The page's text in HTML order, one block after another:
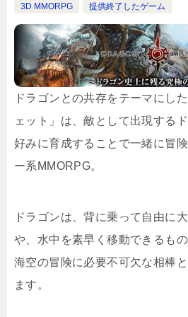
3D MMORPG 提供終了したゲーム
ドラゴンとの共存をテーマにし
ェット」は、敵として出現する
好みに育成することで一緒に冒
ー系MMORPG。
ドラゴンは、背に乗って自由に
や、水中を素早く移動できるも
海空の冒険に必要不可欠な相棒
ます。